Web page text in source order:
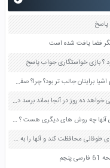
فضا یافت شده است
؟ بازی خواستگاری جواب پاسخ
اگر شما به تپه ی هگمتانه و موزه ی آن رفته بودید کدام اشیا برایتان جالب تر بود؟ چرا؟ صفحه 50 مطالعات اجتماعی چهارم
اگر مسافر پیش از ظهر به وطنش برسد یا به جایی که می خواهد ده روز در آنجا بماند برسد در چه صورتی باید روزه بگیرد و در چه صورتی نباید روزه بگیرد صفحه 131 دین و زندگی دهم
برای استفاده از انرژی ذخیره شده در مواد به جز سوزاندن آنها چه روش های دیگری هست ؟ صفحه 19 علوم هشتم
برای اینکه یک کشتی بتواند از جان انسان ها در دریا های طوفانی محافظت کند و آنها را به مقصد برساند چه ویژگی هایی باید داشته باشد صفحه 23 هدیه های آسمان ششم